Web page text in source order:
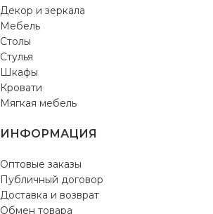
Декор и зеркала
Мебель
Столы
Стулья
Шкафы
Кровати
Мягкая мебель
ИНФОРМАЦИЯ
Оптовые заказы
Публичный договор
Доставка и возврат
Обмен товара